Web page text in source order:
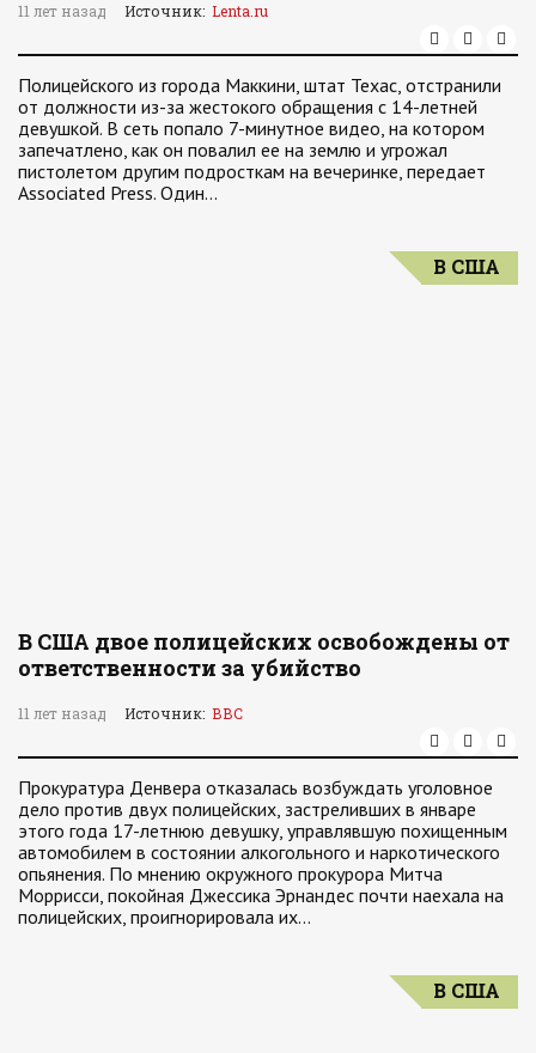
11 лет назад Источник: Lenta.ru
Полицейского из города Маккини, штат Техас, отстранили
от должности из-за жестокого обращения с 14-летней
девушкой. В сеть попало 7-минутное видео, на котором
запечатлено, как он повалил ее на землю и угрожал
пистолетом другим подросткам на вечеринке, передает
Associated Press. Один…
В США
В США двое полицейских освобождены от
ответственности за убийство
11 лет назад Источник: ВВС
Прокуратура Денвера отказалась возбуждать уголовное
дело против двух полицейских, застреливших в январе
этого года 17-летнюю девушку, управлявшую похищенным
автомобилем в состоянии алкогольного и наркотического
опьянения. По мнению окружного прокурора Митча
Моррисси, покойная Джессика Эрнандес почти наехала на
полицейских, проигнорировала их…
В США